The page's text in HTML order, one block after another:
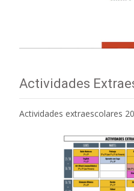
Actividades
Actividades extraescolares